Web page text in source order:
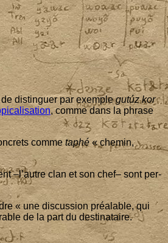
de dis­tin­guer par exemplegutúz kor
, comme dans la phrase
commetaphé« che­min,
–l’autre clan et son chef– sont per­
« une dis­cus­sion préa­lable, qui
de la part du destinataire.